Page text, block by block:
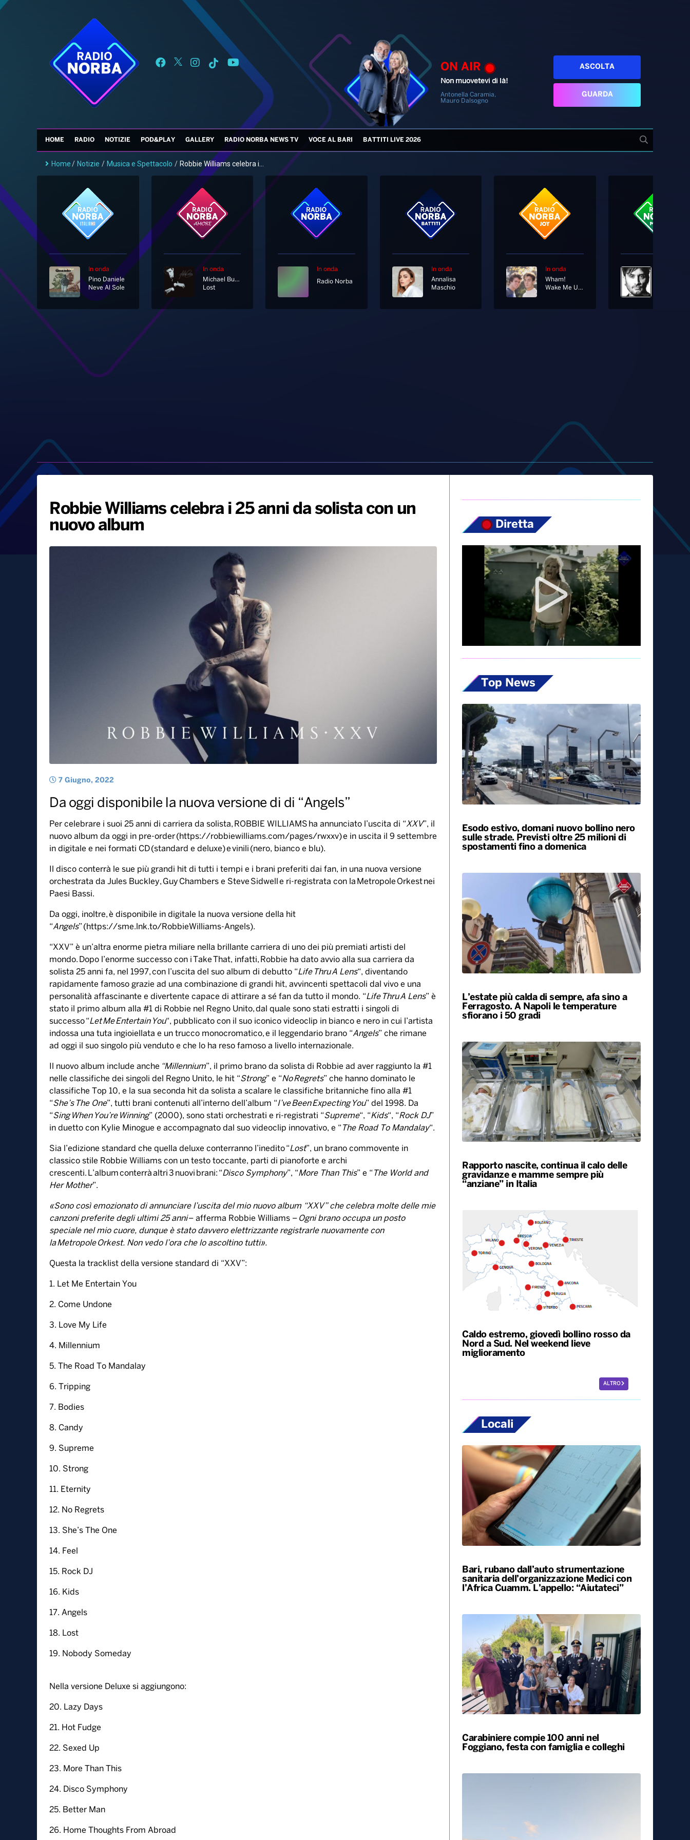
ON AIR
Non muovetevi di là!
Antonella Caramia,
Mauro Dalsogno
ASCOLTA
GUARDA
HOME RADIO NOTIZIE POD&PLAY GALLERY RADIO NORBA NEWS TV VOCE AL BARI BATTITI LIVE 2026
Home/ Notizie / Musica e Spettacolo / Robbie Williams celebra i...
In onda
Pino Daniele
Neve Al Sole
In onda
Michael Bublé
Lost
In onda
Radio Norba
In onda
Annalisa
Maschio
In onda
Wham!
Wake Me Up Before You Go-Go
Robbie Williams celebra i 25 anni da solista con un
nuovo album
7 Giugno, 2022
Da oggi disponibile la nuova versione di di “Angels”
Per celebrare i suoi 25 anni di carriera da solista, ROBBIE WILLIAMS ha annunciato l’uscita di “XXV”, il
nuovo album da oggi in pre-order ( https://robbiewilliams.com/pages/rwxxv) e in uscita il 9 settembre
in digitale e nei formati CD (standard e deluxe) e vinili (nero, bianco e blu).
Il disco conterrà le sue più grandi hit di tutti i tempi e i brani preferiti dai fan, in una nuova versione
orchestrata da Jules Buckley, Guy Chambers e Steve Sidwell e ri-registrata con la Metropole Orkest nei
Paesi Bassi.
Da oggi, inoltre, è disponibile in digitale la nuova versione della hit
“Angels” ( https://sme.lnk.to/RobbieWilliams-Angels).
“XXV” è un’altra enorme pietra miliare nella brillante carriera di uno dei più premiati artisti del
mondo. Dopo l’enorme successo con i Take That, infatti, Robbie ha dato avvio alla sua carriera da
solista 25 anni fa, nel 1997, con l’uscita del suo album di debutto “Life Thru A Lens“, diventando
rapidamente famoso grazie ad una combinazione di grandi hit, avvincenti spettacoli dal vivo e una
personalità affascinante e divertente capace di attirare a sé fan da tutto il mondo. “Life Thru A Lens” è
stato il primo album alla #1 di Robbie nel Regno Unito, dal quale sono stati estratti i singoli di
successo “Let Me Entertain You“, pubblicato con il suo iconico videoclip in bianco e nero in cui l’artista
indossa una tuta ingioiellata e un trucco monocromatico, e il leggendario brano “Angels” che rimane
ad oggi il suo singolo più venduto e che lo ha reso famoso a livello internazionale.
Il nuovo album include anche “Millennium”, il primo brano da solista di Robbie ad aver raggiunto la #1
nelle classifiche dei singoli del Regno Unito, le hit “Strong” e “No Regrets” che hanno dominato le
classifiche Top 10, e la sua seconda hit da solista a scalare le classifiche britanniche fino alla #1
“She’s The One”, tutti brani contenuti all’interno dell’album “ I’ve Been Expecting You” del 1998. Da
“Sing When You’re Winning” (2000), sono stati orchestrati e ri-registrati “Supreme“, “Kids“, “Rock DJ”
in duetto con Kylie Minogue e accompagnato dal suo videoclip innovativo, e “ The Road To Mandalay“.
Sia l’edizione standard che quella deluxe conterranno l’inedito “Lost”, un brano commovente in
classico stile Robbie Williams con un testo toccante, parti di pianoforte e archi
crescenti. L’album conterrà altri 3 nuovi brani: “Disco Symphony”, “More Than This” e “ The World and
Her Mother”.
«Sono così emozionato di annunciare l’uscita del mio nuovo album “XXV” che celebra molte delle mie
canzoni preferite degli ultimi 25 anni– afferma Robbie Williams – Ogni brano occupa un posto
speciale nel mio cuore, dunque è stato davvero elettrizzante registrarle nuovamente con
la Metropole Orkest. Non vedo l’ora che lo ascoltino tutti».
Questa la tracklist della versione standard di “XXV”:
1. Let Me Entertain You
2. Come Undone
3. Love My Life
4. Millennium
5. The Road To Mandalay
6. Tripping
7. Bodies
8. Candy
9. Supreme
10. Strong
11. Eternity
12. No Regrets
13. She’s The One
14. Feel
15. Rock DJ
16. Kids
17. Angels
18. Lost
19. Nobody Someday
Nella versione Deluxe si aggiungono:
20. Lazy Days
21. Hot Fudge
22. Sexed Up
23. More Than This
24. Disco Symphony
25. Better Man
26. Home Thoughts From Abroad
Diretta
Top News
Esodo estivo, domani nuovo bollino nero
sulle strade. Previsti oltre 25 milioni di
spostamenti fino a domenica
L’estate più calda di sempre, afa sino a
Ferragosto. A Napoli le temperature
sfiorano i 50 gradi
Rapporto nascite, continua il calo delle
gravidanze e mamme sempre più
“anziane” in Italia
Caldo estremo, giovedì bollino rosso da
Nord a Sud. Nel weekend lieve
miglioramento
ALTRO
Locali
Bari, rubano dall’auto strumentazione
sanitaria dell’organizzazione Medici con
l’Africa Cuamm. L’appello: “Aiutateci”
Carabiniere compie 100 anni nel
Foggiano, festa con famiglia e colleghi